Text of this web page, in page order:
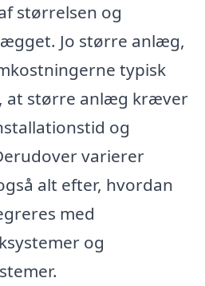
størrelsen og
Jo større anlæg,
typisk
at større anlæg kræver
og
varierer
alt efter, hvordan
med
og